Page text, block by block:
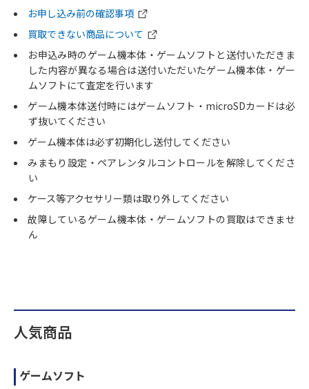
お申し込み前の確認事項
買取できない商品について
お申込み時のゲーム機本体・ゲームソフトと送付いただきま
した内容が異なる場合は送付いただいたゲーム機本体・ゲー
ムソフトにて査定を行います
ゲーム機本体送付時にはゲームソフト・microSDカードは必
ず抜いてください
ゲーム機本体は必ず初期化し送付してください
みまもり設定・ペアレンタルコントロールを解除してくださ
い
ケース等アクセサリー類は取り外してください
故障しているゲーム機本体・ゲームソフトの買取はできませ
ん
人気商品
ゲームソフト